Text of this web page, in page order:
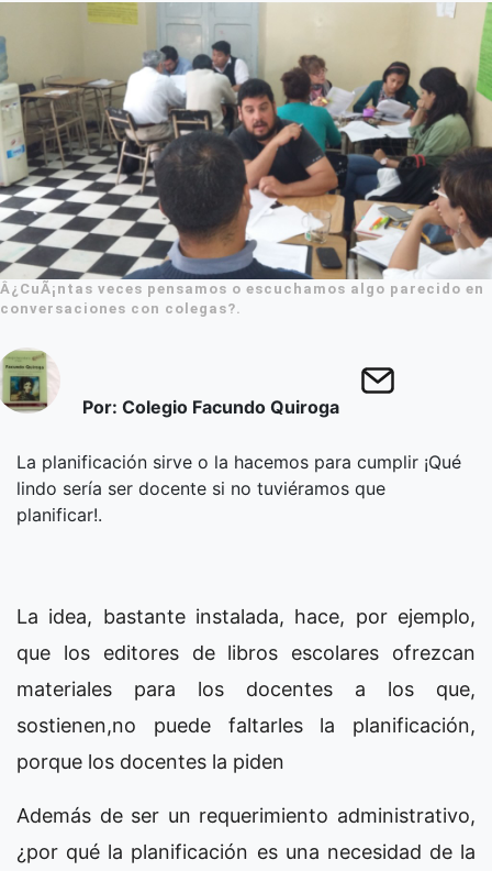
Â¿CuÃ¡ntas veces pensamos o escuchamos algo parecido en
conversaciones con colegas?.
Por: Colegio Facundo Quiroga
La planificación sirve o la hacemos para cumplir ¡Qué
lindo sería ser docente si no tuviéramos que
planificar!.
La idea, bastante instalada, hace, por ejemplo,
que los editores de libros escolares ofrezcan
materiales para los docentes a los que,
sostienen,no puede faltarles la planificación,
porque los docentes la piden
Además de ser un requerimiento administrativo,
¿por qué la planificación es una necesidad de la